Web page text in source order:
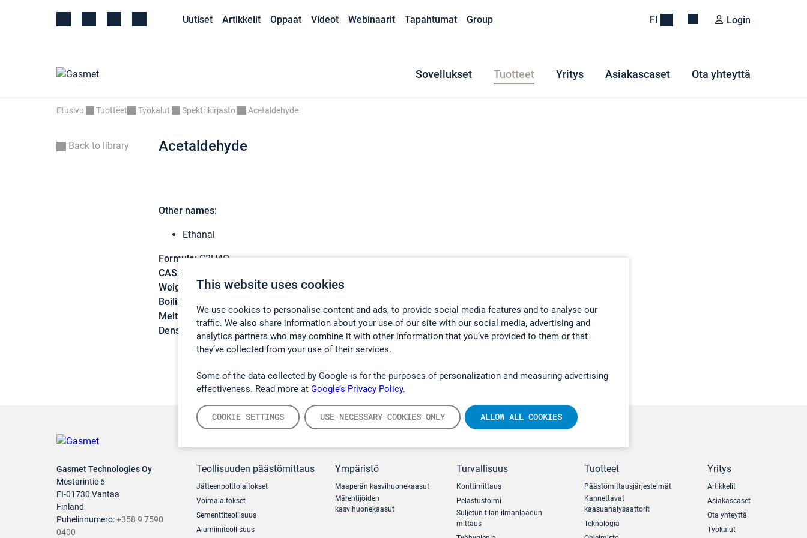
This website uses cookies
We use cookies to personalise content and ads, to provide social media features and to analyse our
traffic. We also share information about your use of our site with our social media, advertising and
analytics partners who may combine it with other information that you’ve provided to them or that
they’ve collected from your use of their services.
Some of the data collected by Google is for the purposes of personalization and measuring advertising
effectiveness. Read more at Google’s Privacy Policy.
COOKIE SETTINGS USE NECESSARY COOKIES ONLY ALLOW ALL COOKIES
Uutiset Artikkelit Oppaat Videot Webinaarit Tapahtumat Group FI Login
Sovellukset Tuotteet Yritys Asiakascaset Ota yhteyttä
Etusivu Tuotteet Työkalut Spektrikirjasto Acetaldehyde
Back to library Acetaldehyde
Other names:
Ethanal
Formula: C2H4O
CAS:
Weight:
44,05 g/mol
Boiling point:
Melting point:-123,4 °C
Density:
0,778 g/cm3
Gasmet Technologies Oy
Mestarintie 6
FI-01730 Vantaa
Finland
Puhelinnumero:+358 9 7590
0400
Teollisuuden päästömittaus
Jätteenpolttolaitokset
Voimalaitokset
Sementtiteollisuus
Alumiiniteollisuus
Ympäristö
Maaperän kasvihuonekaasut
Märehtijöiden
kasvihuonekaasut
Turvallisuus
Konttimittaus
Pelastustoimi
Suljetun tilan ilmanlaadun
mittaus
Tuotteet
Päästömittausjärjestelmät
Kannettavat
kaasuanalysaattorit
Teknologia
Yritys
Artikkelit
Asiakascaset
Ota yhteyttä
Työkalut